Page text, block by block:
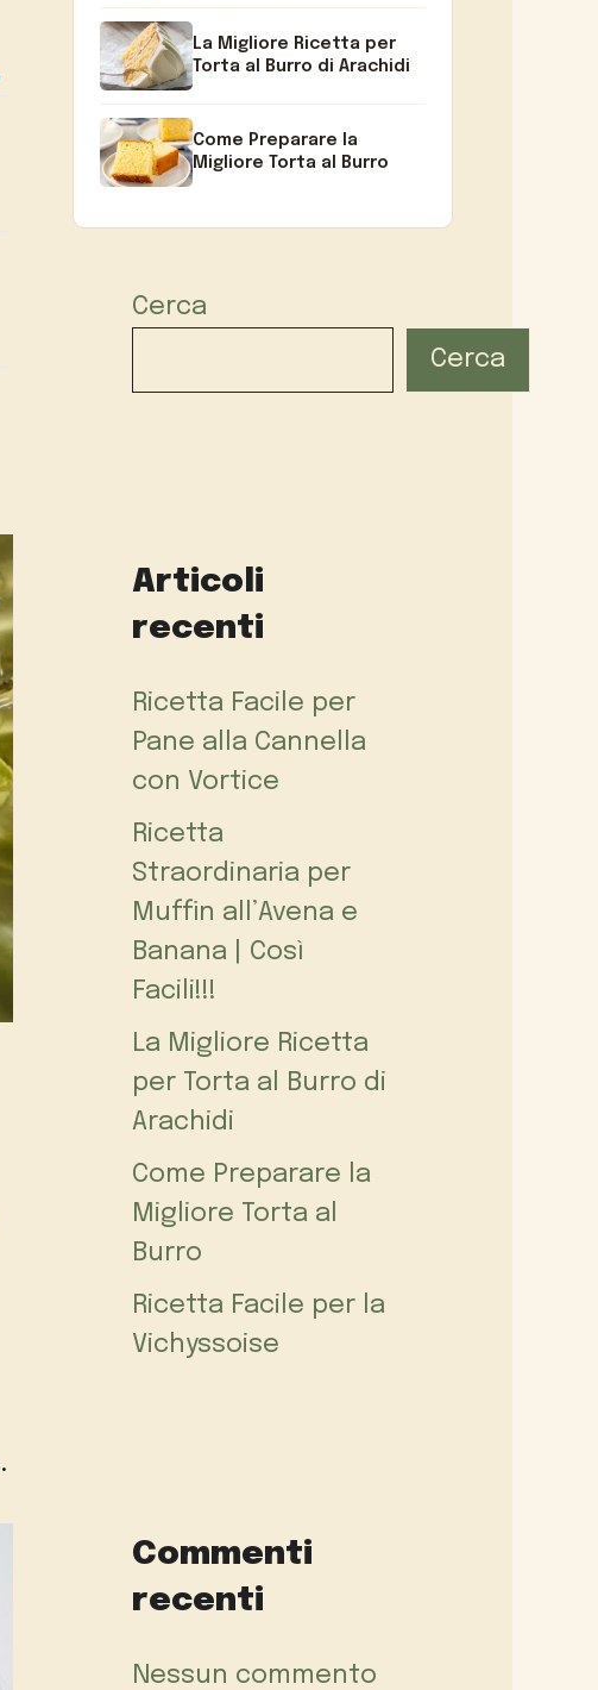
.
La Migliore Ricetta per
Torta al Burro di Arachidi
Come Preparare la
Migliore Torta al Burro
Cerca
Cerca
Articoli
recenti
Ricetta Facile per
Pane alla Cannella
con Vortice
Ricetta
Straordinaria per
Muffin all’Avena e
Banana | Così
Facili!!!
La Migliore Ricetta
per Torta al Burro di
Arachidi
Come Preparare la
Migliore Torta al
Burro
Ricetta Facile per la
Vichyssoise
Commenti
recenti
Nessun commento